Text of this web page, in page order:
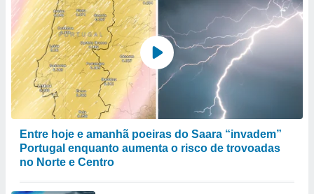
Entre hoje e amanhã poeiras do Saara “invadem”
Portugal enquanto aumenta o risco de trovoadas
no Norte e Centro